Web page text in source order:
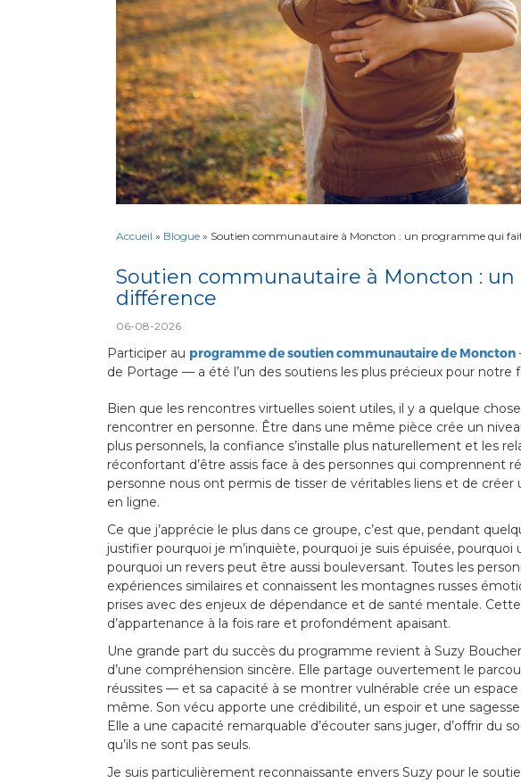
Accueil » Blogue» Soutien communautaire à Moncton : un programme qui
Soutien communautaire à Moncton :
différence
06-08-2026
Participer au programme de soutien communautaire de Moncton
de Portage — a été l’un des soutiens les plus précieux pour
Bien que les rencontres virtuelles soient utiles, il y a quelque
rencontrer en personne. Être dans une même pièce crée un
plus personnels, la confiance s’installe plus naturellement et les
réconfortant d’être assis face à des personnes qui comprennent
personne nous ont permis de tisser de véritables liens et de
en ligne.
Ce que j’apprécie le plus dans ce groupe, c’est que, pendant
justifier pourquoi je m’inquiète, pourquoi je suis épuisée,
pourquoi un revers peut être aussi bouleversant. Toutes les
expériences similaires et connaissent les montagnes russes
prises avec des enjeux de dépendance et de santé mentale.
d’appartenance à la fois rare et profondément apaisant.
Une grande part du succès du programme revient à Suzy
d’une compréhension sincère. Elle partage ouvertement le
réussites — et sa capacité à se montrer vulnérable crée un
même. Son vécu apporte une crédibilité, un espoir et une
Elle a une capacité remarquable d’écouter sans juger, d’offrir du
qu’ils ne sont pas seuls.
Je suis particulièrement reconnaissante envers Suzy pour le